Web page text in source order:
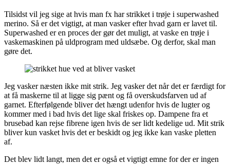
Tilsidst vil jeg sige at hvis man fx har strikket i trøje i superwashed
merino. Så er det vigtigt, at man vasker efter hvad garn er lavet til.
Superwashed er en proces der gør det muligt, at vaske en trøje i
vaskemaskinen på uldprogram med uldsæbe. Og derfor, skal man
gøre det.
Jeg vasker næsten ikke mit strik. Jeg vasker det når det er færdigt for
at få maskerne til at ligge sig pænt og få overskudsfarven ud af
garnet. Efterfølgende bliver det hængt udenfor hvis de lugter og
kommer med i bad hvis det lige skal friskes op. Dampene fra et
brusebad kan rejse fibrene igen hvis de ser lidt kedelige ud. Mit strik
bliver kun vasket hvis det er beskidt og jeg ikke kan vaske pletten
af.
Det blev lidt langt, men det er også et vigtigt emne for der er ingen